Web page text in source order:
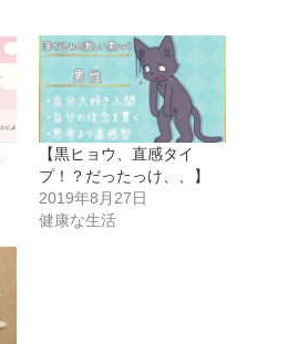
【黒ヒョウ、直感タイ
プ！？だったっけ、、】
2019年8月27日
健康な生活